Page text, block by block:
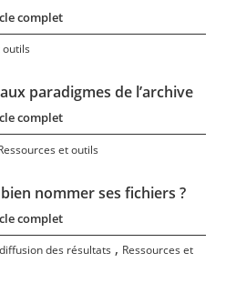
complet
outils
paradigmes de l’archive
complet
et outils
nommer ses fichiers ?
complet
des résultats , Ressources et